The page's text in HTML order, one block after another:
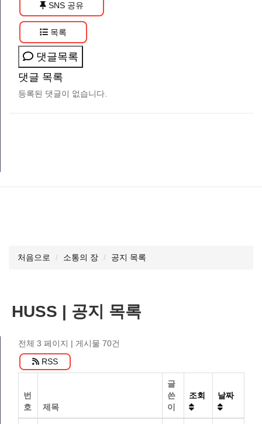
SNS 공유
목록
댓글목록
댓글 목록
등록된 댓글이 없습니다.
처음으로 소통의 장 공지 목록
HUSS | 공지 목록
전체 3 페이지 | 게시물 70건
RSS
번
호
제목
글
쓴
이
조회 날짜